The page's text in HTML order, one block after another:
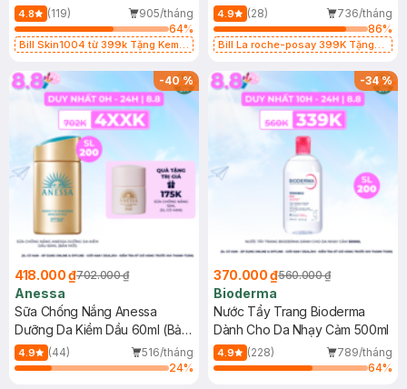
50ml
4.8 (119)
905/tháng
64%
Bill Skin1004 từ 399k Tặng Kem
SPF 50+ 20ml (SL Có Hạn)
Kiềm Dầu 50ml
4.9 (28)
736/tháng
86%
Bill La roche-posay 399K Tặng
(SL có hạn)
-40%
418.000 ₫702.000 ₫
Anessa
Sữa Chống Nắng Anessa
Dưỡng Da Kiềm Dầu 60ml (Bản
Mới)
4.9 (44)
516/tháng
24%
-34%
370.000 ₫560.000 ₫
Bioderma
Nước Tẩy Trang Bioderma
Dành Cho Da Nhạy Cảm 500ml
4.9 (228)
789/tháng
64%